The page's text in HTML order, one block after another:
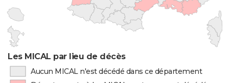
Les MICAL par lieu de décès
Aucun MICAL n'est décédé dans ce département